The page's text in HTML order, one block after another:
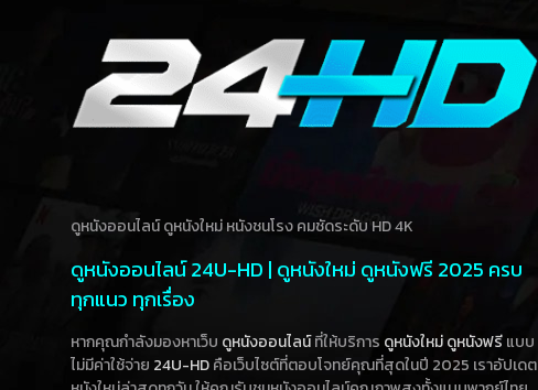
ดูหนังออนไลน์ ดูหนังใหม่ หนังชนโรง คมชัดระดับ HD 4K
ดูหนังออนไลน์ 24U-HD | ดูหนังใหม่ ดูหนังฟรี 2025 ครบ
ทุกแนว ทุกเรื่อง
หากคุณกำลังมองหาเว็บ ดูหนังออนไลน์ที่ให้บริการ ดูหนังใหม่ดูหนังฟรีแบบ
ไม่มีค่าใช้จ่าย 24U-HDคือเว็บไซต์ที่ตอบโจทย์คุณที่สุดในปี 2025 เราอัปเดต